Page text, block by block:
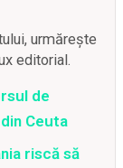
urmărește
editorial.
de
Ceuta
riscă să